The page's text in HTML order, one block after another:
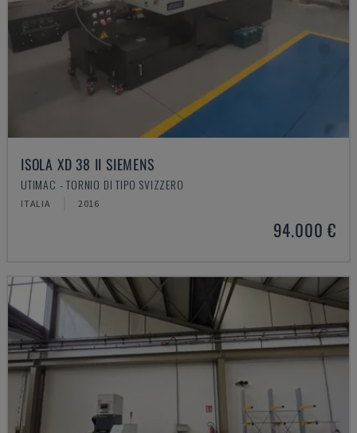
ISOLA XD 38 II SIEMENS
UTIMAC - TORNIO DI TIPO SVIZZERO
ITALIA 2016
94.000 €